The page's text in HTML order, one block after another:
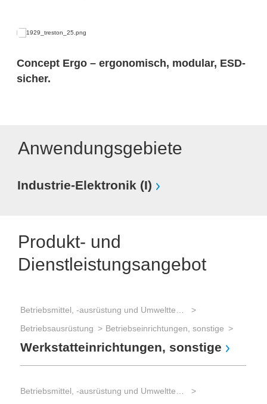
Concept Ergo – ergonomisch, modular, ESD-
sicher.
Anwendungsgebiete
Industrie-Elektronik (I)
Produkt- und
Dienstleistungsangebot
Betriebsausrüstung
Betriebseinrichtungen, sonstige
Werkstatteinrichtungen, sonstige